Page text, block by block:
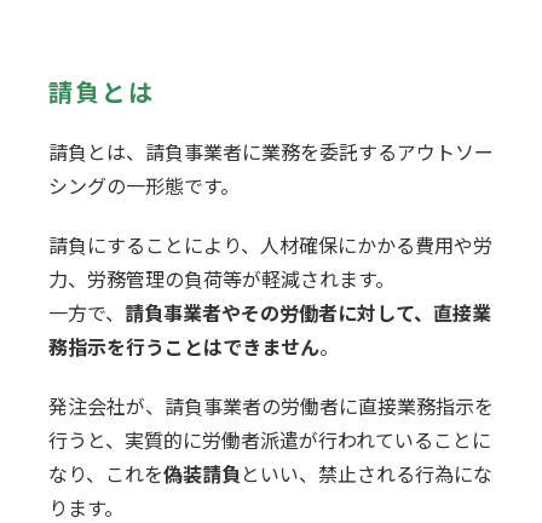
請負とは
請負とは、請負事業者に業務を委託するアウトソー
シングの一形態です。
請負にすることにより、人材確保にかかる費用や労
力、労務管理の負荷等が軽減されます。
一方で、 請負事業者やその労働者に対して、直接業
務指示を行うことはできません。
発注会社が、請負事業者の労働者に直接業務指示を
行うと、実質的に労働者派遣が行われていることに
なり、これを偽装請負といい、禁止される行為にな
ります。